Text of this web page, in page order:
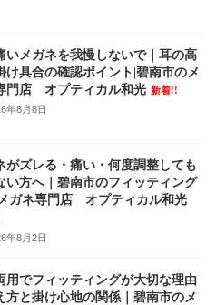
いメガネを我慢しないで｜耳の高
け具合の確認ポイント|碧南市のメ
門店 オプティカル和光 新着!!
年8月8日
がズレる・痛い・何度調整しても
い方へ｜碧南市のフィッティング
ガネ専門店 オプティカル和光
年8月2日
用でフィッティングが大切な理由
方と掛け心地の関係｜碧南市のメ